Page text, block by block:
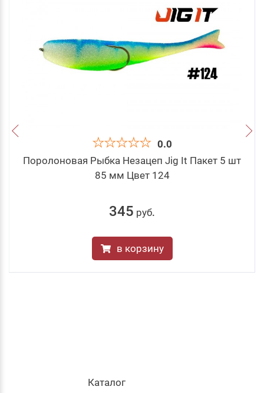
0.0
Поролоновая Рыбка Незацеп Jig It Пакет 5 шт
85 мм Цвет 124
345 руб.
в корзину
Каталог